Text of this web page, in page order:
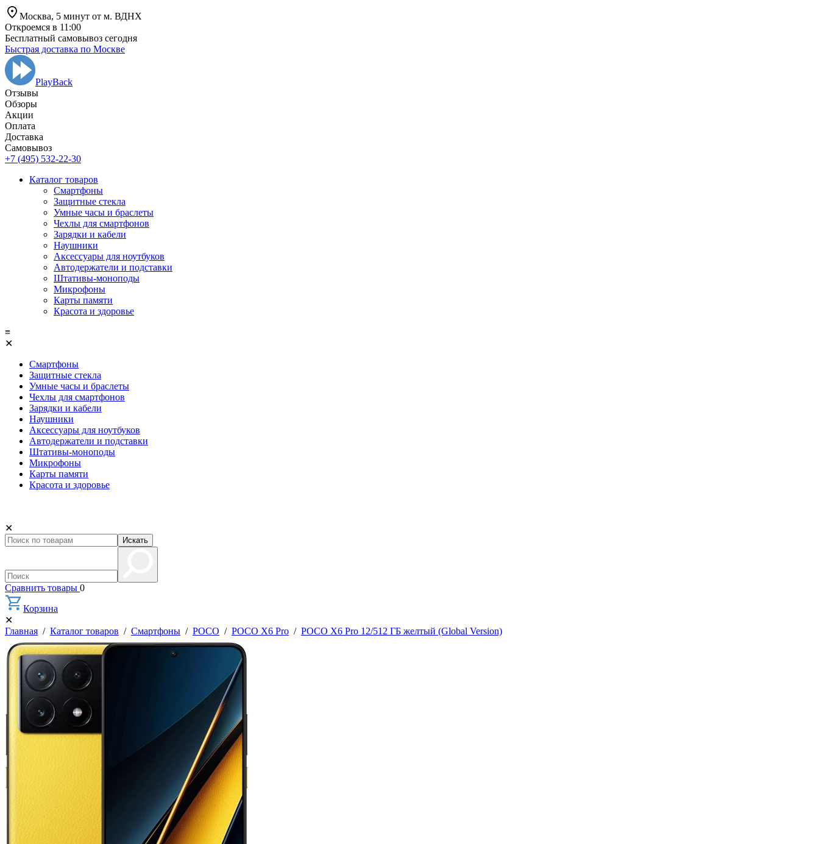
Москва, 5 минут от м. ВДНХ
Откроемся в 11:00
Бесплатный самовывоз сегодня
Быстрая доставка по Москве
PlayBack
Отзывы
Обзоры
Aкции
Оплата
Доставка
Самовывоз
+7 (495) 532-22-30
Каталог товаров
Смартфоны
Защитные стекла
Умные часы и браслеты
Чехлы для смартфонов
Зарядки и кабели
Наушники
Аксессуары для ноутбуков
Автодержатели и подставки
Штативы-моноподы
Микрофоны
Карты памяти
Красота и здоровье
≡
✕
Смартфоны
Защитные стекла
Умные часы и браслеты
Чехлы для смартфонов
Зарядки и кабели
Наушники
Аксессуары для ноутбуков
Автодержатели и подставки
Штативы-моноподы
Микрофоны
Карты памяти
Красота и здоровье
✕
Искать
Сравнить товары 0
Корзина
✕
Главная / Каталог товаров / Смартфоны / POCO / POCO X6 Pro / POCO X6 Pro 12/512 ГБ желтый (Global Version)